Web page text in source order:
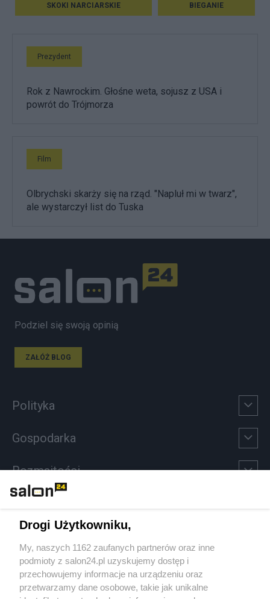
SKOKI NARCIARSKIE BIEGANIE
Prezydent
Rok z Nawrockim. Głośne weta, sojusz z USA i
powrót do Trójmorza
Film
Olbrychski skarży się na rząd. "Napluł mi w twarz",
ale wystarczył list do Tuska
Podziel się swoją opinią
ZAŁÓŻ BLOG
Polityka
Gospodarka
Rozmaitości
Sport
Społeczeństwo
Drogi Użytkowniku,
My, naszych 1162 zaufanych partnerów oraz inne
podmioty z salon24.pl uzyskujemy dostęp i
przechowujemy informacje na urządzeniu oraz
przetwarzamy dane osobowe, takie jak unikalne